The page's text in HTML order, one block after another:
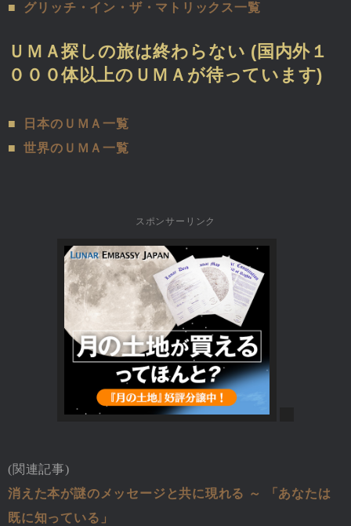
■ グリッチ・イン・ザ・マトリックス一覧
ＵＭＡ探しの旅は終わらない (国内外１
０００体以上のＵＭＡが待っています)
■
日本のＵＭＡ一覧
■
世界のＵＭＡ一覧
スポンサーリンク
(関連記事)
消えた本が謎のメッセージと共に現れる ～ 「あなたは
既に知っている」